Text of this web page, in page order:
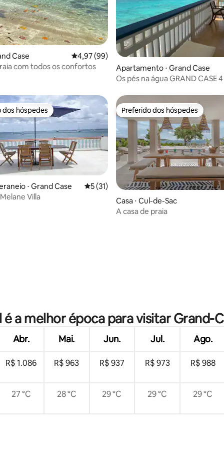
de 5, 98 avaliações
Case 4,97 de uma avaliação média de 5, 99
4,97 (99)
com todos os confortos
Apartamento ⋅ Grand Case
Os pés na água GRAND CASE 4
dos hóspedes
dos hóspedes
⋅ Grand Case 5 de uma avaliação média de 5, 31
5 (31)
Villa
Preferido dos hóspedes
Preferido dos hóspedes
Casa ⋅ Cul-de-Sac
A casa de praia
é a melhor época para visitar Grand-
Abr. Mai. Jun. Jul. Ago.
R$ 1.086 R$ 963 R$ 937 R$ 973 R$ 988
27 °C 28 °C 29 °C 29 °C 29 °C